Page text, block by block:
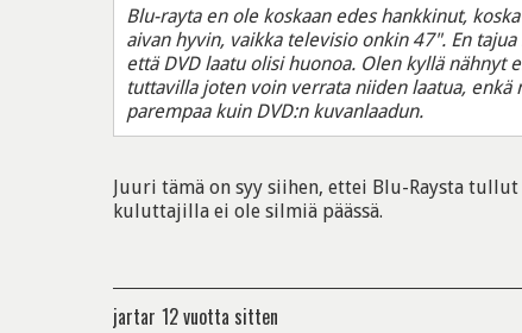
Blu-rayta en ole koskaan edes hankkinut,
aivan hyvin, vaikka televisio onkin 47". En
että DVD laatu olisi huonoa. Olen kyllä nähnyt
tuttavilla joten voin verrata niiden laatua, enkä
parempaa kuin DVD:n kuvanlaadun.
Juuri tämä on syy siihen, ettei Blu-Raysta
kuluttajilla ei ole silmiä päässä.
jartar 12 vuotta sitten